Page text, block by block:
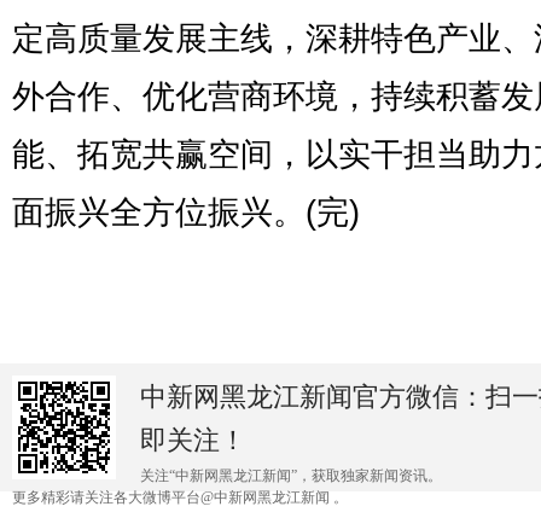
定高质量发展主线，深耕特色产业
外合作、优化营商环境，持续积蓄
能、拓宽共赢空间，以实干担当助
面振兴全方位振兴。(完)
中新网黑龙江新闻官方微信：扫
即关注！
关注“中新网黑龙江新闻”，获取独家新闻资讯。
更多精彩请关注各大微博平台@中新网黑龙江新闻 。